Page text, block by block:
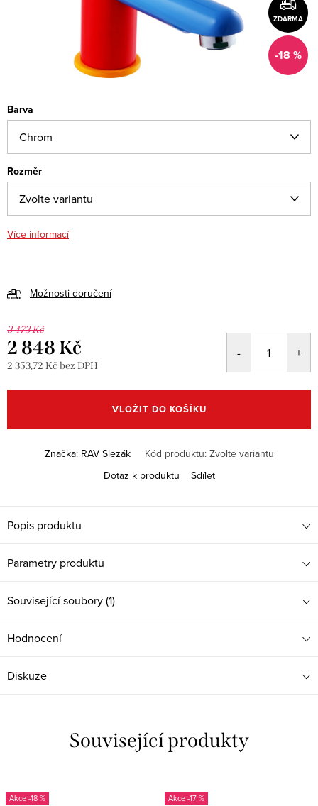
ZDARMA
-18 %
Barva
Rozměr
Více informací
Možnosti doručení
3 473 Kč
2 848 Kč
2 353,72 Kč bez DPH
cena:
VLOŽIT DO KOŠÍKU
Značka: RAV Slezák Kód produktu: Zvolte variantu
Dotaz k produktu
Sdílet
Popis produktu
Parametry produktu
Související soubory (1)
Hodnocení
Diskuze
Související produkty
-18 % -17 %